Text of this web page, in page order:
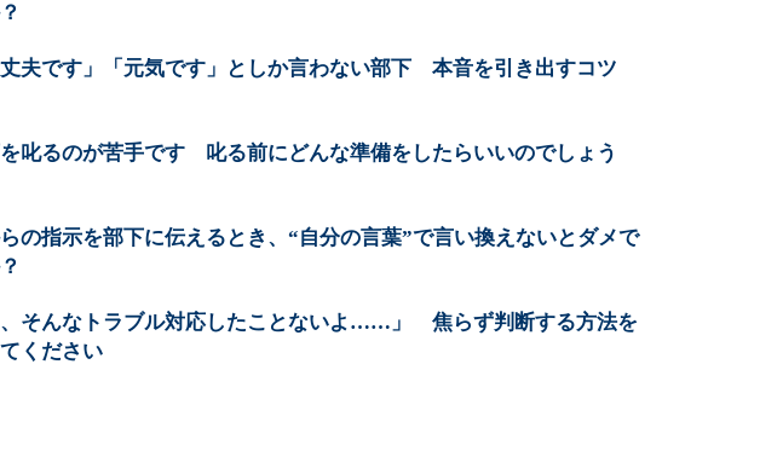
丈夫です」「元気です」としか言わない部下 本音を引き出すコツ
叱るのが苦手です 叱る前にどんな準備をしたらいいのでしょう
の指示を部下に伝えるとき、“自分の言葉”で言い換えないとダメで
、そんなトラブル対応したことないよ……」 焦らず判断する方法を
ください